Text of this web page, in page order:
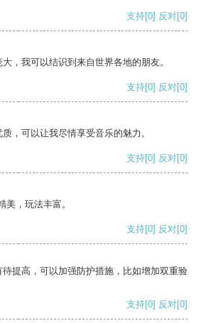
支持[0] 反对[0]
，我可以结识到来自世界各地的朋友。
支持[0] 反对[0]
，可以让我尽情享受音乐的魅力。
支持[0] 反对[0]
美，玩法丰富。
支持[0] 反对[0]
提高，可以加强防护措施，比如增加双重验
支持[0] 反对[0]